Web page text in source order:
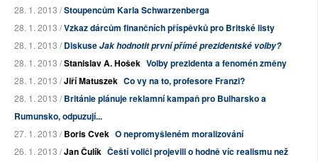
28. 1. 2013 /Stoupencům Karla Schwarzenberga
28. 1. 2013 /Vzkaz dárcům finančních příspěvků pro Britské listy
28. 1. 2013 /DiskuseJak hodnotit první přímé prezidentské volby?
28. 1. 2013 /Stanislav A. Hošek Volby prezidenta a fenomén změny
28. 1. 2013 /Jiří Matuszek Co vy na to, profesore Franzi?
28. 1. 2013 /Británie plánuje reklamní kampaň pro Bulharsko a
Rumunsko, odpuzují...
27. 1. 2013 /Boris Cvek O nepromyšleném moralizování
26. 1. 2013 /Jan Čulík Čeští voliči projevili o hodně víc realismu než